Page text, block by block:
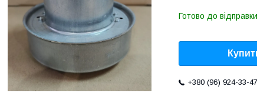
Готово до відправки
+380 (96) 924-33-47